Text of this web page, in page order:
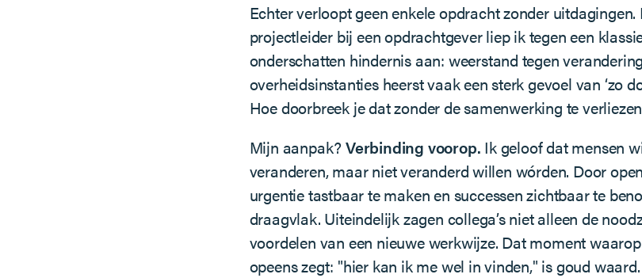
Echter verloopt geen enkele opdracht zonder
projectleider bij een opdrachtgever liep ik tegen een
onderschatten hindernis aan: weerstand tegen
overheidsinstanties heerst vaak een sterk gevoel van ‘zo
Hoe doorbreek je dat zonder de samenwerking te
Mijn aanpak? Verbinding voorop. Ik geloof dat mensen
veranderen, maar niet veranderd willen wórden. Door
urgentie tastbaar te maken en successen zichtbaar te
draagvlak. Uiteindelijk zagen collega’s niet alleen de
voordelen van een nieuwe werkwijze. Dat moment
opeens zegt: "hier kan ik me wel in vinden," is goud waard.